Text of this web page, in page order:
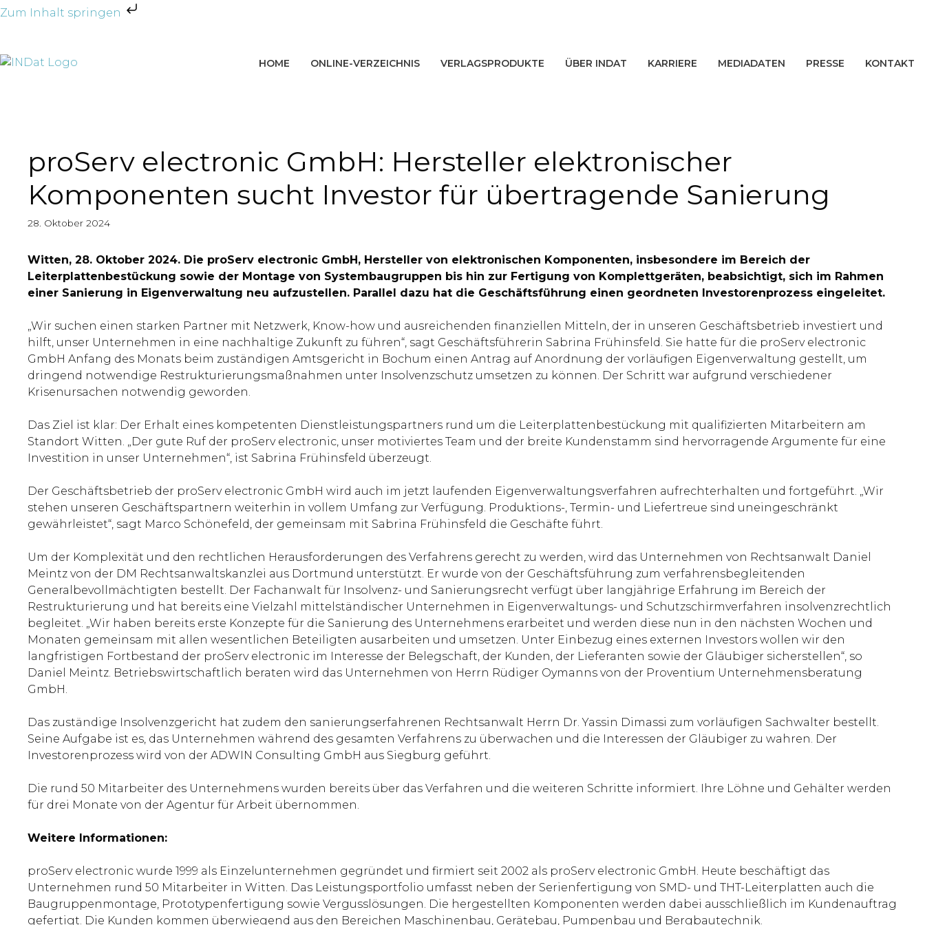
Zum Inhalt springen
HOME ONLINE-VERZEICHNIS VERLAGSPRODUKTE ÜBER INDAT KARRIERE MEDIADATEN PRESSE KONTAKT
proServ electronic GmbH: Hersteller elektronischer
Komponenten sucht Investor für übertragende Sanierung
28. Oktober 2024
Witten, 28. Oktober 2024. Die proServ electronic GmbH, Hersteller von elektronischen Komponenten, insbesondere im Bereich der
Leiterplattenbestückung sowie der Montage von Systembaugruppen bis hin zur Fertigung von Komplettgeräten, beabsichtigt, sich im Rahmen
einer Sanierung in Eigenverwaltung neu aufzustellen. Parallel dazu hat die Geschäftsführung einen geordneten Investorenprozess eingeleitet.
„Wir suchen einen starken Partner mit Netzwerk, Know-how und ausreichenden finanziellen Mitteln, der in unseren Geschäftsbetrieb investiert und
hilft, unser Unternehmen in eine nachhaltige Zukunft zu führen“, sagt Geschäftsführerin Sabrina Frühinsfeld. Sie hatte für die proServ electronic
GmbH Anfang des Monats beim zuständigen Amtsgericht in Bochum einen Antrag auf Anordnung der vorläufigen Eigenverwaltung gestellt, um
dringend notwendige Restrukturierungs­maßnahmen unter Insolvenzschutz umsetzen zu können. Der Schritt war aufgrund verschiedener
Krisenursachen notwendig geworden.
Das Ziel ist klar: Der Erhalt eines kompetenten Dienstleistungspartners rund um die Leiterplattenbestückung mit qualifizierten Mitarbeitern am
Standort Witten. „Der gute Ruf der proServ electronic, unser motiviertes Team und der breite Kundenstamm sind hervorragende Argumente für eine
Investition in unser Unternehmen“, ist Sabrina Frühinsfeld überzeugt.
Der Geschäftsbetrieb der proServ electronic GmbH wird auch im jetzt laufenden Eigenverwaltungsverfahren aufrechterhalten und fortgeführt. „Wir
stehen unseren Geschäftspartnern weiterhin in vollem Umfang zur Verfügung. Produktions-, Termin- und Liefertreue sind uneingeschränkt
gewährleistet“, sagt Marco Schönefeld, der gemeinsam mit Sabrina Frühinsfeld die Geschäfte führt.
Um der Komplexität und den rechtlichen Herausforderungen des Verfahrens gerecht zu werden, wird das Unternehmen von Rechtsanwalt Daniel
Meintz von der DM Rechtsanwaltskanzlei aus Dortmund unterstützt. Er wurde von der Geschäftsführung zum verfahrensbegleitenden
Generalbevollmächtigten bestellt. Der Fachanwalt für Insolvenz- und Sanierungsrecht verfügt über langjährige Erfahrung im Bereich der
Restrukturierung und hat bereits eine Vielzahl mittelständischer Unternehmen in Eigenverwaltungs- und Schutzschirmverfahren insolvenzrechtlich
begleitet. „Wir haben bereits erste Konzepte für die Sanierung des Unternehmens erarbeitet und werden diese nun in den nächsten Wochen und
Monaten gemeinsam mit allen wesentlichen Beteiligten ausarbeiten und umsetzen. Unter Einbezug eines externen Investors wollen wir den
langfristigen Fortbestand der proServ electronic im Interesse der Belegschaft, der Kunden, der Lieferanten sowie der Gläubiger sicherstellen“, so
Daniel Meintz. Betriebswirtschaftlich beraten wird das Unternehmen von Herrn Rüdiger Oymanns von der Proventium Unternehmensberatung
GmbH.
Das zuständige Insolvenzgericht hat zudem den sanierungserfahrenen Rechtsanwalt Herrn Dr. Yassin Dimassi zum vorläufigen Sachwalter bestellt.
Seine Aufgabe ist es, das Unternehmen während des gesamten Verfahrens zu überwachen und die Interessen der Gläubiger zu wahren. Der
Investorenprozess wird von der ADWIN Consulting GmbH aus Siegburg geführt.
Die rund 50 Mitarbeiter des Unternehmens wurden bereits über das Verfahren und die weiteren Schritte informiert. Ihre Löhne und Gehälter werden
für drei Monate von der Agentur für Arbeit übernommen.
Weitere Informationen:
proServ electronic wurde 1999 als Einzelunternehmen gegründet und firmiert seit 2002 als proServ electronic GmbH. Heute beschäftigt das
Unternehmen rund 50 Mitarbeiter in Witten. Das Leistungsportfolio umfasst neben der Serienfertigung von SMD- und THT-Leiterplatten auch die
Baugruppenmontage, Prototypenfertigung sowie Vergusslösungen. Die hergestellten Komponenten werden dabei ausschließlich im Kundenauftrag
gefertigt. Die Kunden kommen überwiegend aus den Bereichen Maschinenbau, Gerätebau, Pumpenbau und Bergbautechnik.